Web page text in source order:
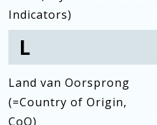
Indicators)
L
Land van Oorsprong
(=Country of Origin,
CoO)